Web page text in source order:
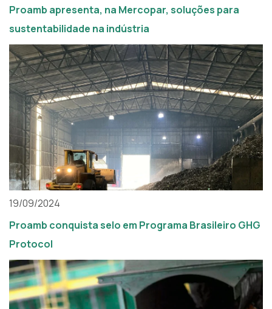
Proamb apresenta, na Mercopar, soluções para
sustentabilidade na indústria
19/09/2024
Proamb conquista selo em Programa Brasileiro GHG
Protocol